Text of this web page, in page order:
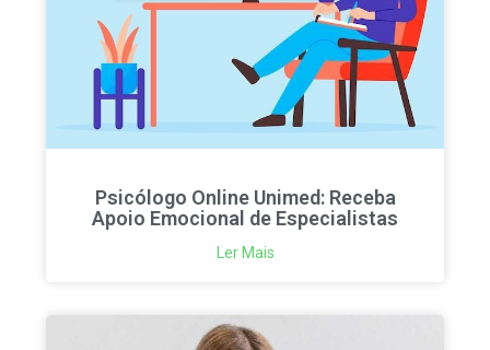
Psicólogo Online Unimed: Receba
Apoio Emocional de Especialistas
Ler Mais